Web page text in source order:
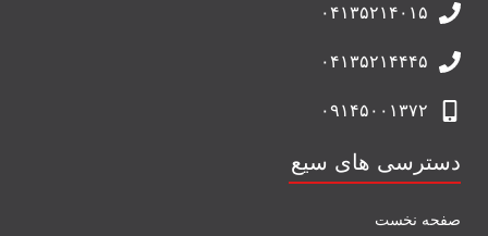
۰۴۱۳۵۲۱۴۰۱۵
۰۴۱۳۵۲۱۴۴۴۵
۰۹۱۴۵۰۰۱۳۷۲
دسترسی های سیع
صفحه نخست